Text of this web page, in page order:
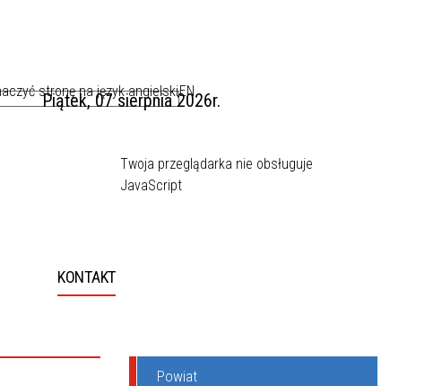
EN
Twoja przeglądarka nie obsługuje
JavaScript
Piątek, 07 sierpnia 2026r.
KONTAKT
Powiat